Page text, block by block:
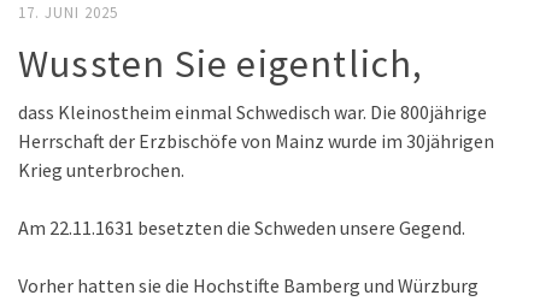
17. JUNI 2025
Wussten Sie eigentlich,
dass Kleinostheim einmal Schwedisch war. Die 800jährige
Herrschaft der Erzbischöfe von Mainz wurde im 30jährigen
Krieg unterbrochen.
Am 22.11.1631 besetzten die Schweden unsere Gegend.
Vorher hatten sie die Hochstifte Bamberg und Würzburg